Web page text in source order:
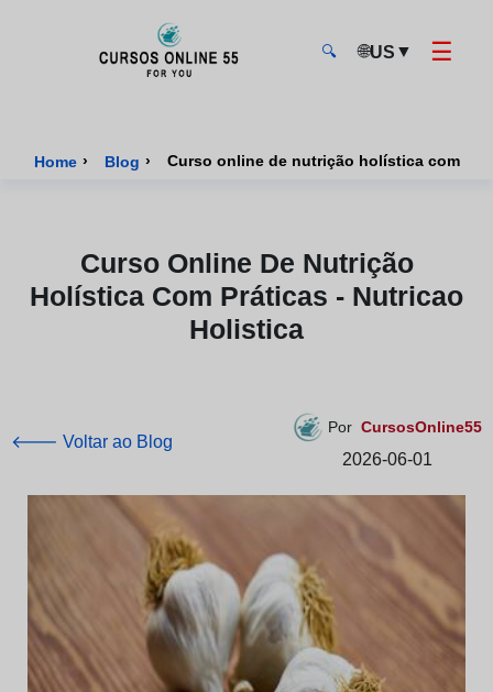
🔍 🌐US ▼ ☰
Home › Blog › Curso online de nutrição holística com
Curso Online De Nutrição
Holística Com Práticas - Nutricao
Holistica
🡐 Voltar ao Blog
Por CursosOnline55
2026-06-01